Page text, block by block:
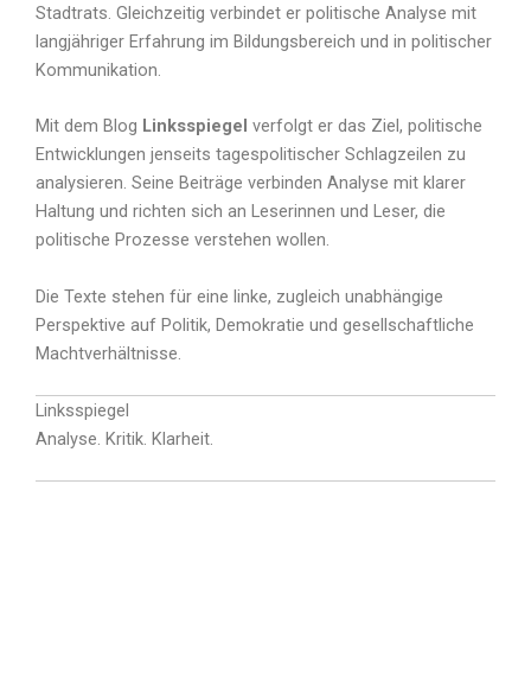
Stadtrats. Gleichzeitig verbindet er politische Analyse mit
langjähriger Erfahrung im Bildungsbereich und in politischer
Kommunikation.
Mit dem Blog Linksspiegel verfolgt er das Ziel, politische
Entwicklungen jenseits tagespolitischer Schlagzeilen zu
analysieren. Seine Beiträge verbinden Analyse mit klarer
Haltung und richten sich an Leserinnen und Leser, die
politische Prozesse verstehen wollen.
Die Texte stehen für eine linke, zugleich unabhängige
Perspektive auf Politik, Demokratie und gesellschaftliche
Machtverhältnisse.
Linksspiegel
Analyse. Kritik. Klarheit.